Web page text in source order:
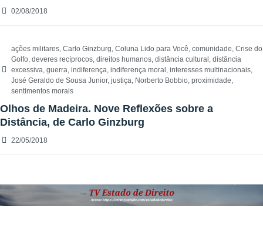
02/08/2018
ações militares, Carlo Ginzburg, Coluna Lido para Você, comunidade, Crise do
Golfo, deveres recíprocos, direitos humanos, distância cultural , distância
excessiva, guerra, indiferença, indiferença moral , interesses multinacionais,
José Geraldo de Sousa Junior, justiça, Norberto Bobbio, proximidade,
sentimentos morais
Olhos de Madeira. Nove Reflexões sobre a
Distância, de Carlo Ginzburg
22/05/2018